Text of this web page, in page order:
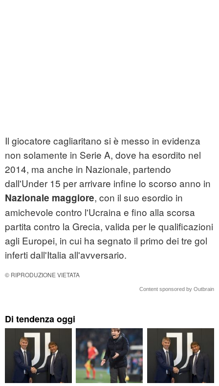
Il giocatore cagliaritano si è messo in evidenza
non solamente in Serie A, dove ha esordito nel
2014, ma anche in Nazionale, partendo
dall'Under 15 per arrivare infine lo scorso anno in
Nazionale maggiore, con il suo esordio in
amichevole contro l'Ucraina e fino alla scorsa
partita contro la Grecia, valida per le qualificazioni
agli Europei, in cui ha segnato il primo dei tre gol
inferti dall'Italia all'avversario.
© RIPRODUZIONE VIETATA
Content sponsored by Outbrain
Di tendenza oggi